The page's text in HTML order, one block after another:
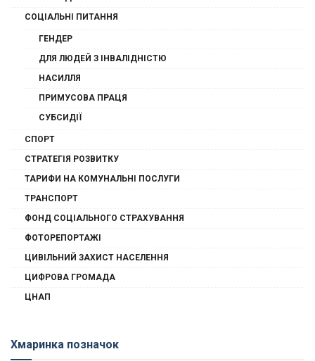
СОЦІАЛЬНІ ПИТАННЯ
ГЕНДЕР
ДЛЯ ЛЮДЕЙ З ІНВАЛІДНІСТЮ
НАСИЛЛЯ
ПРИМУСОВА ПРАЦЯ
СУБСИДІЇ
СПОРТ
СТРАТЕГІЯ РОЗВИТКУ
ТАРИФИ НА КОМУНАЛЬНІ ПОСЛУГИ
ТРАНСПОРТ
ФОНД СОЦІАЛЬНОГО СТРАХУВАННЯ
ФОТОРЕПОРТАЖІ
ЦИВІЛЬНИЙ ЗАХИСТ НАСЕЛЕННЯ
ЦИФРОВА ГРОМАДА
ЦНАП
Хмаринка позначок